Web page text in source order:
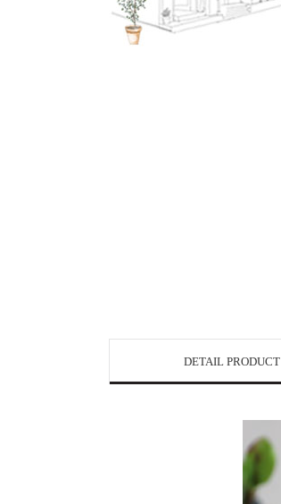
DETAIL PRODUCT